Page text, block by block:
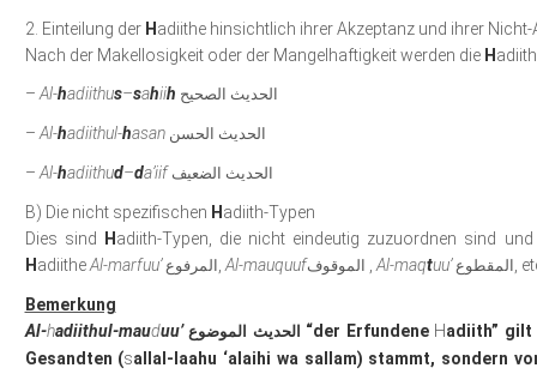
2. Einteilung der H adiithe hinsichtlich ihrer Akzeptanz und ihrer Nicht-
Nach der Makellosigkeit oder der Mangelhaftigkeit werden die H
– Al-hadiithus–sahiih الحديث الصحيح
– Al-hadiithul-hasan الحديث الحسن
– Al-hadiithud–da’iif الحديث الضعيف
B) Die nicht spezifischen H adiith-Typen
Dies sind
H adiith-Typen, die nicht eindeutig zuzuordnen sind
H adiitheAl-marfuu’ المرفوع Al-mauquuf Al-maqtuu’المقطوع ,
Bemerkung
Al-hadiithul-mauduu’ الحديث الموضوع “der Erfundene Hadiith” gilt
Gesandten (sallal-laahu ‘alaihi wa sallam) stammt, sondern